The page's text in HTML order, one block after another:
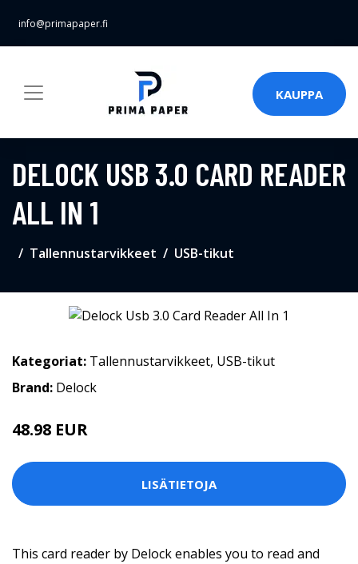
info@primapaper.fi
KAUPPA
DELOCK USB 3.0 CARD READER
ALL IN 1
Tallennustarvikkeet USB-tikut
Kategoriat: Tallennustarvikkeet, USB-tikut
Brand: Delock
48.98 EUR
LISÄTIETOJA
This card reader by Delock enables you to read and